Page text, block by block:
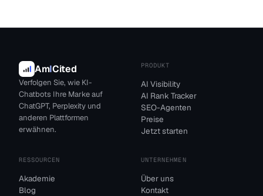
AmICited
Verfolgen Sie, wie KI-
Chatbots Ihre Marke auf
ChatGPT, Perplexity und
anderen Plattformen
erwähnen.
PRODUKT
AI Visibility
AI Rank Tracker
SEO-Agenten
Preise
Jetzt starten
RESSOURCEN
Akademie
Blog
UNTERNEHMEN
Über uns
Kontakt